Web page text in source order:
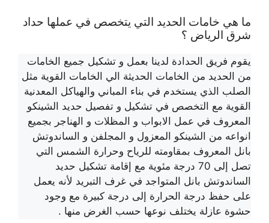
ما هي خامات الحديد التي يتخصص في عملها حداد
شرق الرياض ؟
يقوم فريق الحدادة لدينا بعمل و تشكيل جميع الخامات
من الحديد من الخامات الحديثة الي الخامات القوية مثل
الصلب الذي يستخدم في بناء المباني والهياكل المعدنية
القوية مع التخصص في تشكيل و تفصيل حديد الشينكو
المعروف في عمل الابواب و المظلات و الهناجر بجميع
انواعه من الشينكو المعزول و المجلفن و الساندوتش
بانل المعروف بمقاومته للرياح وحرارة الشمس التي
تصل إلى 70 درجة مئوية مع إقامة تشكيل حديد
الساندوتش بانل المتواجد في غرف التبريد لأنه يعمل
على حفظ درجة الحرارة إلى درجة كبيرة مع وجود
حشوة عازلة يختلف نوعها حسب الغرض منها .